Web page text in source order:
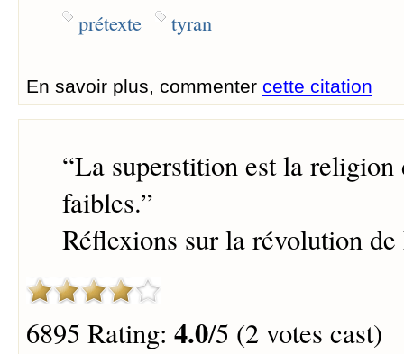
prétexte tyran
En savoir plus, commenter cette citation
“La superstition est la religion
faibles.”
Réflexions sur la révolution de
6895 Rating: 4.0/5 (2 votes cast)